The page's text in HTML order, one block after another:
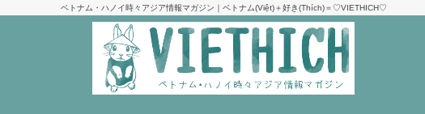
ベトナム・ハノイ時々アジア情報マガジン｜ベトナム(Việt)＋好き(Thích)＝♡VIETHICH♡